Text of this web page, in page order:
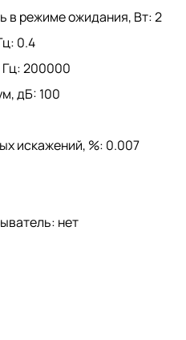
в режиме ожидания, Вт: 2
0.4
Гц: 200000
дБ: 100
искажений, %: 0.007
нет